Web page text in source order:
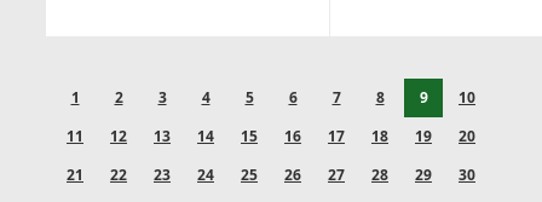
1 2 3 4 5 6 7 8 9
10
11
12 13 14 15 16 17 18 19
20
21
22 23 24 25 26 27 28 29
30